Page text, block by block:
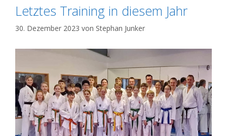
Letztes Training in diesem Jahr
30. Dezember 2023 von Stephan Junker